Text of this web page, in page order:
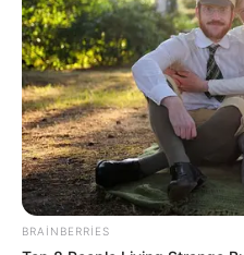
22:20 / 06 Avqust 2026
BRAINBERRIES